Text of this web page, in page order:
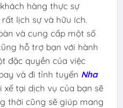
hàng thực sự
lịch sự và hữu ích.
và cung cấp một số
hỗ trợ bạn với hành
đặc quyền của việc
và đi tỉnh tuyến Nha
xế tại dịch vụ của bạn sẽ
thời cũng sẽ giúp mang